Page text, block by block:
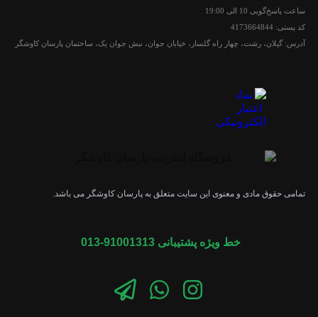
ساعت پاسخ‌گویی 10 الی 19:00
کد پستی: 4173664844
آدرس: گیلان، رشت، چهار راه گلسار، خیابان جوان، نبش جوان یک، ساختمان پارسان کاوشگر
تمامی حقوق مادی و معنوی این سایت متعلق به پارسان کاوشگر می باشد.
خط ویژه پشتیبانی 91001313-013